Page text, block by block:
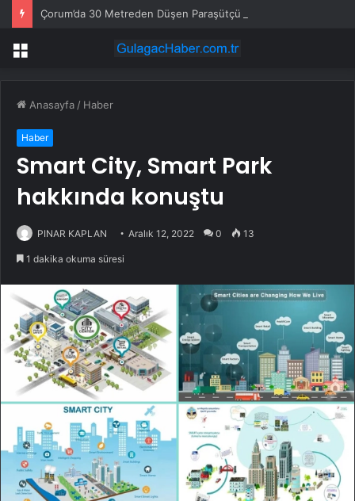
Çorum’da 30 Metreden Düşen Paraşütçü Hayatını Kaybetti
Menü
Anasayfa / Haber
Haber
Smart City, Smart Park
hakkında konuştu
PINAR KAPLAN Aralık 12, 2022 0 13
1 dakika okuma süresi